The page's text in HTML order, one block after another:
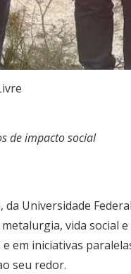
de impacto social
Universidade
vida
em iniciativas
seu redor.